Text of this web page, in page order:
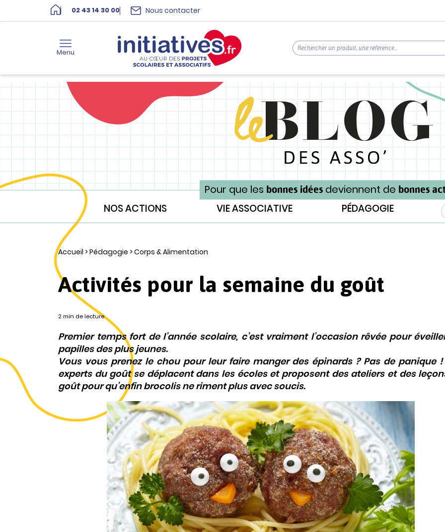
Pour que les bonnes idéesdeviennent de bonnes
NOS ACTIONS VIE ASSOCIATIVE PÉDAGOGIE
Accueil >Pédagogie >Corps & Alimentation
Activités pour la semaine du goût
2 min de lecture
Premier temps fort de l’année scolaire, c’est vraiment l’occasion rêvée pour
papilles des plus jeunes.
Vous vous prenez le chou pour leur faire manger des épinards ? Pas de panique !
experts du goût se déplacent dans les écoles et proposent des ateliers et des
goût pour qu’enfin brocolis ne riment plus avec soucis.
02 43 14 30 00 Nous contacter
Menu